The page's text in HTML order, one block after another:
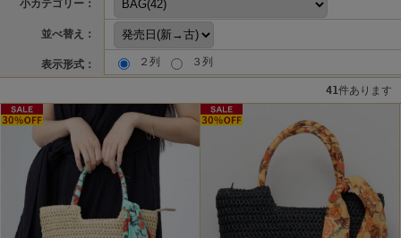
小カテゴリー：
並べ替え：
表示形式： ２列 ３列
41件あります